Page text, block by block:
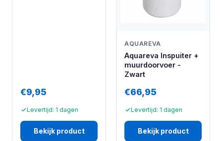
€9,95
Levertijd: 1 dagen
Bekijk product
AQUAREVA
Aquareva Inspuiter +
muurdoorvoer -
Zwart
€66,95
Levertijd: 1 dagen
Bekijk product